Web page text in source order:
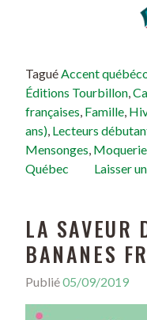
TaguéAccent
Éditions Tourbillon,
françaises, Famille,
ans), Lecteurs
Mensonges,
Québec
Laisser
LA SAVEUR
BANANES
Publié05/09/2019